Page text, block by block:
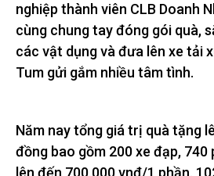
nghiệp thành viên CLB Doanh
cùng chung tay đóng gói quà,
các vật dụng và đưa lên xe tải
Tum gửi gắm nhiều tâm tình.
Năm nay tổng giá trị quà tặng
đồng bao gồm 200 xe đạp, 740